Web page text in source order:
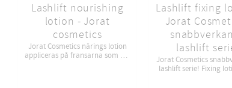
Lashlift nourishing
lotion - Jorat
cosmetics
Jorat Cosmetics närings lotion
appliceras på fransarna som det
Lashlift fixing
Jorat
lashlift
Jorat Cosmetics
lashlift serie! Fixing